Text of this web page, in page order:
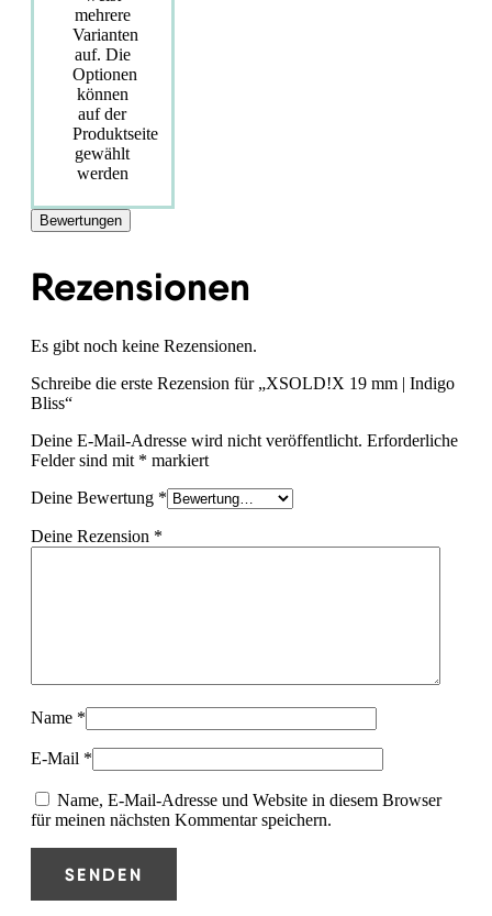
mehrere
Varianten
auf. Die
Optionen
können
auf der
Produktseite
gewählt
werden
Bewertungen
Rezensionen
Es gibt noch keine Rezensionen.
Schreibe die erste Rezension für „XSOLD!X 19 mm | Indigo
Bliss“
Deine E-Mail-Adresse wird nicht veröffentlicht. Erforderliche
Felder sind mit * markiert
Deine Bewertung *
Deine Rezension *
Name *
E-Mail *
Name, E-Mail-Adresse und Website in diesem Browser
für meinen nächsten Kommentar speichern.